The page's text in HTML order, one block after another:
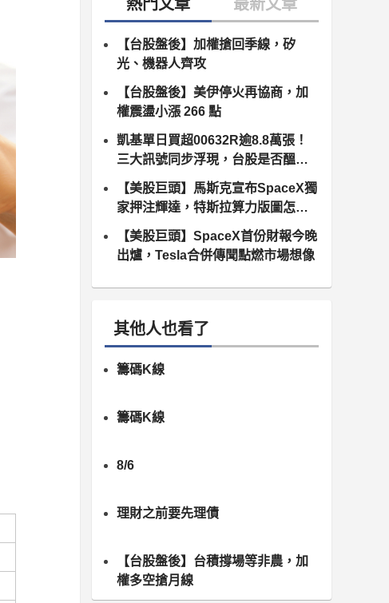
【台股盤後】加權搶回季線，矽
光、機器人齊攻
【台股盤後】美伊停火再協商，加
權震盪小漲 266 點
凱基單日買超00632R逾8.8萬張！
三大訊號同步浮現，台股是否醞釀
變盤？
【美股巨頭】馬斯克宣布SpaceX獨
家押注輝達，特斯拉算力版圖怎麼
算？
【美股巨頭】SpaceX首份財報今晚
出爐，Tesla合併傳聞點燃市場想像
其他人也看了
籌碼K線
籌碼K線
8/6
理財之前要先理債
【台股盤後】台積撐場等非農，加
權多空搶月線